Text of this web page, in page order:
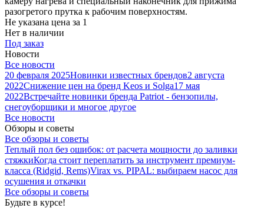
разогретого прутка к рабочим поверхностям.
Не указана цена за 1
Нет в наличии
Под заказ
Новости
Все новости
20 февраля 2025Новинки известных брендов2 августа
2022Снижение цен на бренд Keos и Solga17 мая
2022Встречайте новинки бренда Patriot - бензопилы,
снегоуборщики и многое другое
Все новости
Обзоры и советы
Все обзоры и советы
Теплый пол без ошибок: от расчета мощности до заливки
стяжкиКогда стоит переплатить за инструмент премиум-
класса (Ridgid, Rems)Virax vs. PIPAL: выбираем насос для
осушения и откачки
Все обзоры и советы
Будьте в курсе!